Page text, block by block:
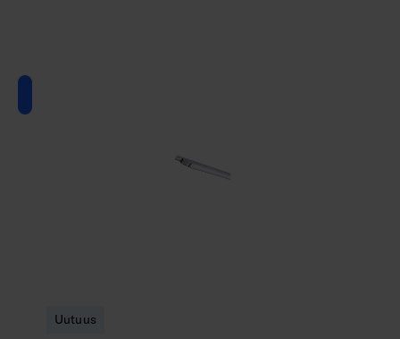
Uutuus